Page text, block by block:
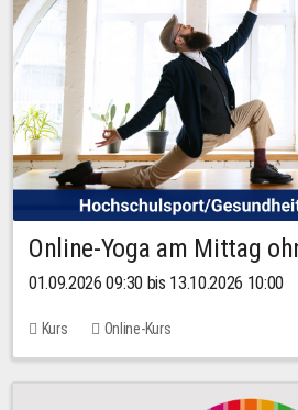
Online-Yoga am Mittag
01.09.2026 09:30 bis 13.10.2026 10:00
Kurs Online-Kurs